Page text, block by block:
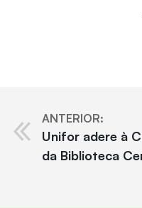
ANTERIOR:
Unifor adere à
da Biblioteca